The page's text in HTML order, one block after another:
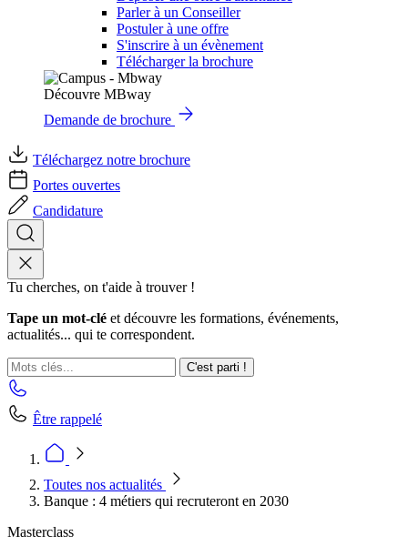
Parler à un Conseiller
Postuler à une offre
S'inscrire à un évènement
Télécharger la brochure
Découvre MBway
Demande de brochure
Téléchargez notre brochure
Portes ouvertes
Candidature
Tu cherches, on t'aide à trouver !
Tape un mot-clé et découvre les formations, événements,
actualités... qui te correspondent.
C'est parti !
Être rappelé
Toutes nos actualités
Banque : 4 métiers qui recruteront en 2030
Masterclass